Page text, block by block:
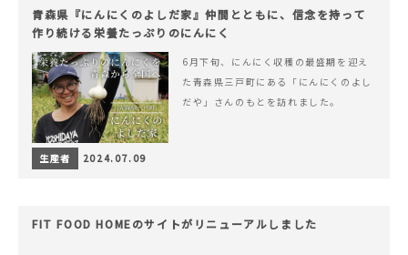
青森県『にんにくのよしだ家』仲間とともに、信念を持って
作り続ける栄養たっぷりのにんにく
6月下旬、にんにく収穫の最盛期を迎え
た青森県三戸町にある「にんにくのよし
だや」さんのもとを訪れました。
生産者 2024.07.09
FIT FOOD HOMEのサイトがリニューアルしました